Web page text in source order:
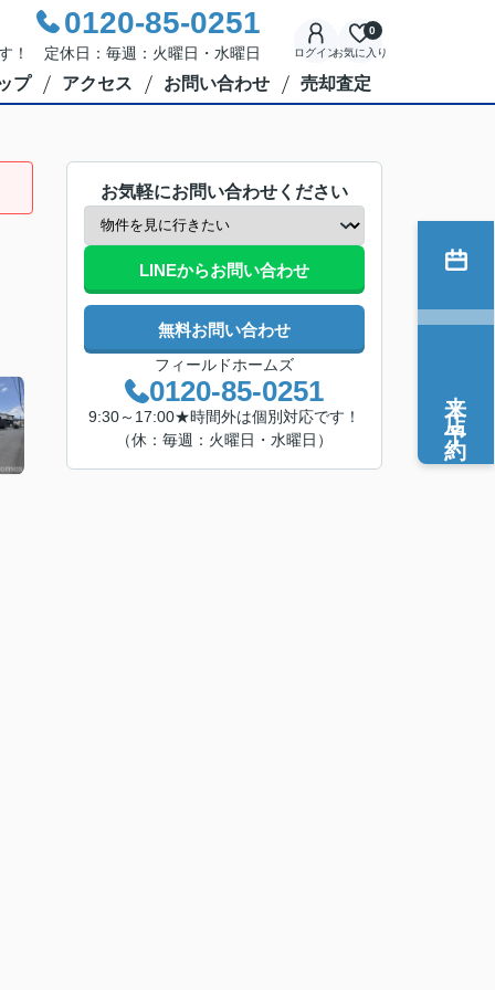
0120-85-0251
！ 定休日：毎週：火曜日・水曜日 ログインお気に入り
0
プ アクセス お問い合わせ 売却査定
お気軽にお問い合わせください
LINEからお問い合わせ
無料お問い合わせ
フィールドホームズ
0120-85-0251
9:30～17:00★時間外は個別対応です！
（休：毎週：火曜日・水曜日）
来店予約